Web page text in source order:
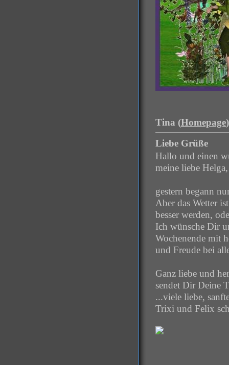
Tina (Homepage
Liebe Grüße
Hallo und einen
meine liebe Helga,
gestern begann
Aber das Wetter
besser werden,
Ich wünsche Dir
Wochenende mit
und Freude bei
Ganz liebe und
sendet Dir Deine
...viele liebe,
Trixi und Felix